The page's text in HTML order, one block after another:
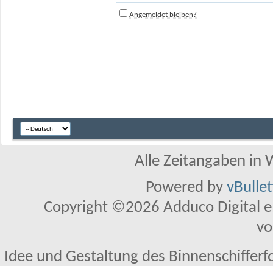
Angemeldet bleiben?
Alle Zeitangaben in
Powered by
Copyright ©2026 Adduco Digital
Idee und Gestaltung des